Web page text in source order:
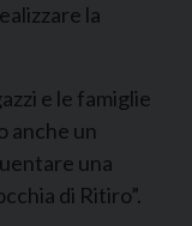
la
e le famiglie
anche un
una
di Ritiro”.